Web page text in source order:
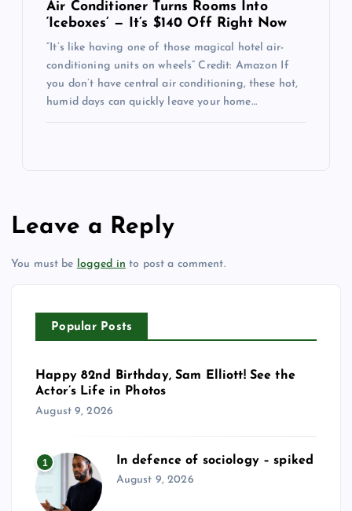
Air Conditioner Turns Rooms Into
‘Iceboxes’ — It’s $140 Off Right Now
“It’s like having one of those magical hotel air-
conditioning units on wheels” Credit: Amazon If
you don’t have central air conditioning, these hot,
humid days can quickly leave your home…
Leave a Reply
You must be logged in to post a comment.
Popular Posts
Happy 82nd Birthday, Sam Elliott! See the
Actor’s Life in Photos
August 9, 2026
1 In defence of sociology – spiked
August 9, 2026